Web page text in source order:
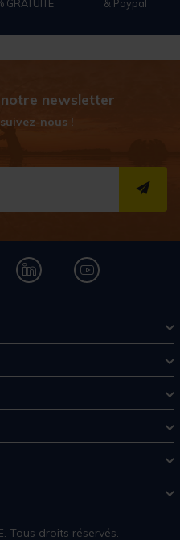
GRATUITE
& Paypal
newsletter
nous !
Tous droits réservés.